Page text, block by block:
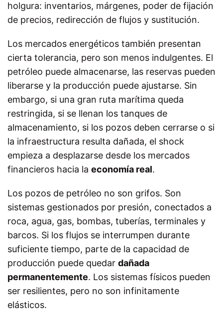
holgura: inventarios, márgenes, poder de fijación
de precios, redirección de flujos y sustitución.
Los mercados energéticos también presentan
cierta tolerancia, pero son menos indulgentes. El
petróleo puede almacenarse, las reservas pueden
liberarse y la producción puede ajustarse. Sin
embargo, si una gran ruta marítima queda
restringida, si se llenan los tanques de
almacenamiento, si los pozos deben cerrarse o si
la infraestructura resulta dañada, el shock
empieza a desplazarse desde los mercados
financieros hacia la economía real.
Los pozos de petróleo no son grifos. Son
sistemas gestionados por presión, conectados a
roca, agua, gas, bombas, tuberías, terminales y
barcos. Si los flujos se interrumpen durante
suficiente tiempo, parte de la capacidad de
producción puede quedar dañada
permanentemente. Los sistemas físicos pueden
ser resilientes, pero no son infinitamente
elásticos.